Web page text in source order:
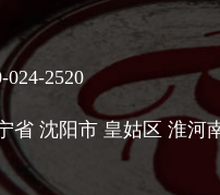
024-2520
省 沈阳市 皇姑区 淮河